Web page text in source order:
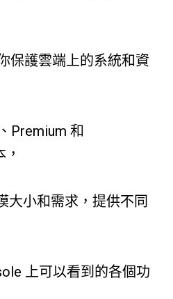
保護雲端上的系統和資
Premium 和
大小和需求，提供不同
上可以看到的各個功